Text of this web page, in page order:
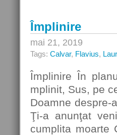
Împlinire
mai 21, 2019
Tags: Calvar, Flavius,
Împlinire În
mplinit, Sus, pe
Doamne despre-
Ţi-a anunţat
cumplita moarte